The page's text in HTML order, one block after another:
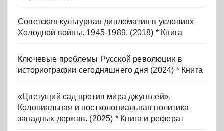
Советская культурная дипломатия в условиях
Холодной войны. 1945-1989. (2018) * Книга
Ключевые проблемы Русской революции в
историографии сегодняшнего дня (2024) * Книга
«Цветущий сад против мира джунглей».
Колониальная и постколониальная политика
западных держав. (2025) * Книга и реферат